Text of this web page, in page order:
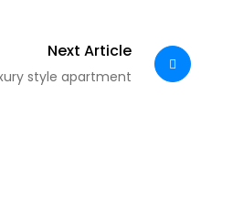
Next Article
style apartment